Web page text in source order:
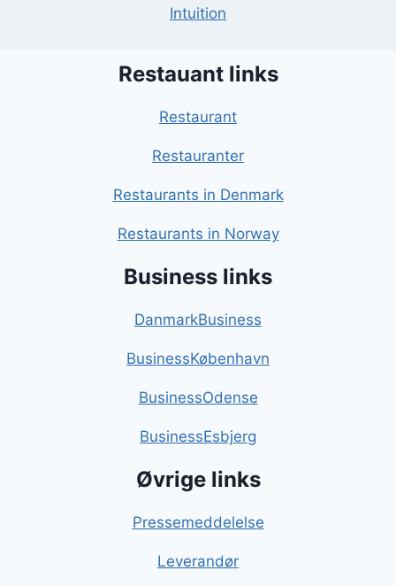
Intuition
Restauant links
Restaurant
Restauranter
Restaurants in Denmark
Restaurants in Norway
Business links
DanmarkBusiness
BusinessKøbenhavn
BusinessOdense
BusinessEsbjerg
Øvrige links
Pressemeddelelse
Leverandør